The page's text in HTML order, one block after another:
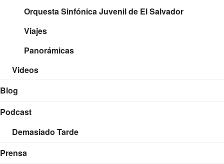
Orquesta Sinfónica Juvenil de El Salvador
Viajes
Panorámicas
Videos
Blog
Podcast
Demasiado Tarde
Prensa